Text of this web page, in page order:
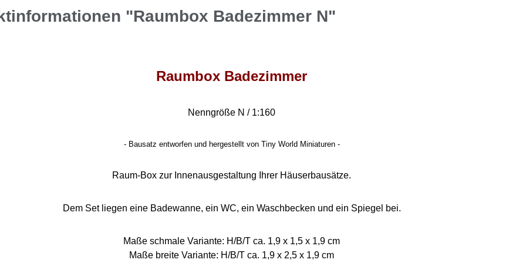
"Raumbox Badezimmer N"
Raumbox Badezimmer
Nenngröße N / 1:160
- Bausatz entworfen und hergestellt von Tiny World Miniaturen -
Raum-Box zur Innenausgestaltung Ihrer Häuserbausätze.
Dem Set liegen eine Badewanne, ein WC, ein Waschbecken und ein Spiegel bei.
Maße schmale Variante: H/B/T ca. 1,9 x 1,5 x 1,9 cm
Maße breite Variante: H/B/T ca. 1,9 x 2,5 x 1,9 cm